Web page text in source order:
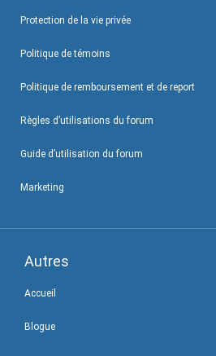
Protection de la vie privée
Politique de témoins
Politique de remboursement et de report
Règles d’utilisations du forum
Guide d’utilisation du forum
Marketing
Autres
Accueil
Blogue